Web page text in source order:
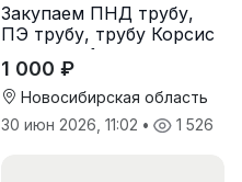
Закупаем ПНД трубу,
ПЭ трубу, трубу Корсис
оптом от 1 тонны
1 000 ₽
Новосибирская область
30 июн 2026, 11:02 • 1 526